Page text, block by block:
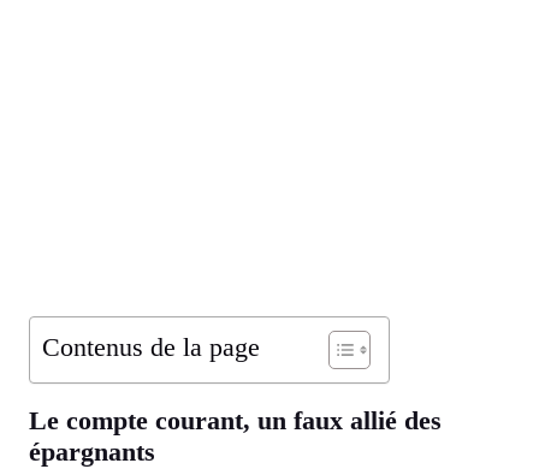
Contenus de la page
Le compte courant, un faux allié des
épargnants